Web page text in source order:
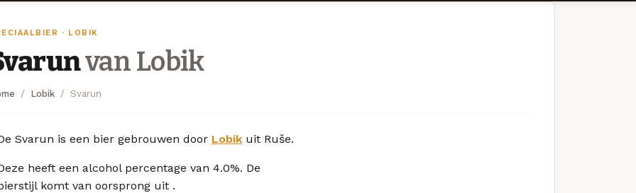
· LOBIK
van Lobik
Lobik Svarun
Svarun is een bier gebrouwen door Lobik uit Ruše.
heeft een alcohol percentage van 4.0%. De
komt van oorsprong uit .